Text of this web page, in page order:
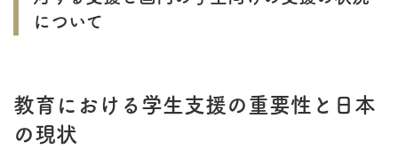
について
教育における学生支援の重要性と日本
の現状